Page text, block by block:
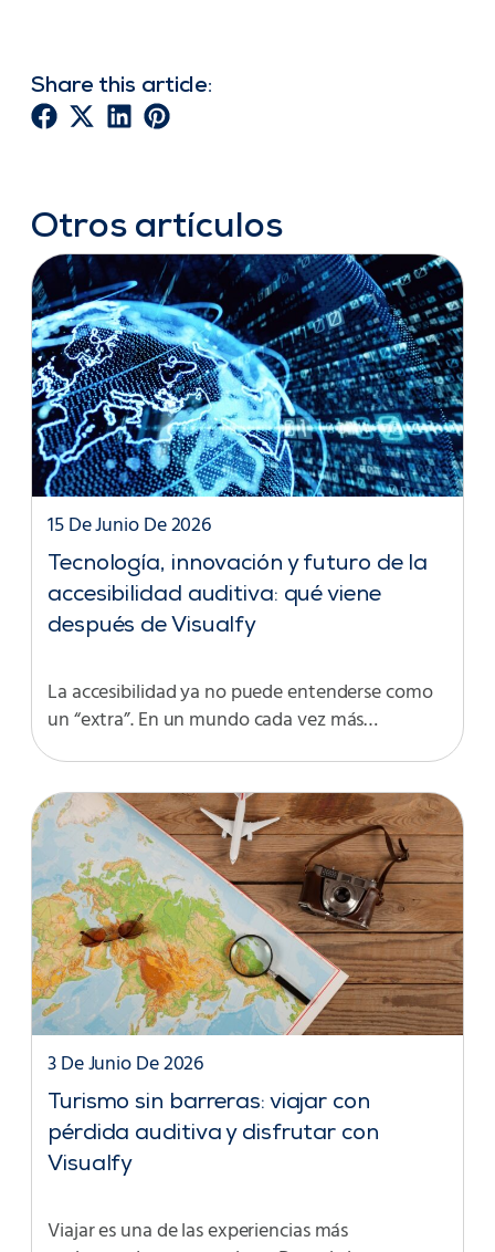
Share this article:
Otros artículos
Tecnología, innovación y futuro de la
accesibilidad auditiva: qué viene
después de Visualfy
15 De Junio De 2026
La accesibilidad ya no puede entenderse como
un “extra”. En un mundo cada vez más…
Turismo sin barreras: viajar con
pérdida auditiva y disfrutar con
Visualfy
3 De Junio De 2026
Viajar es una de las experiencias más